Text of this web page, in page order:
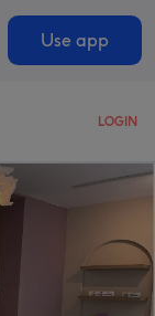
Use app
LOGIN